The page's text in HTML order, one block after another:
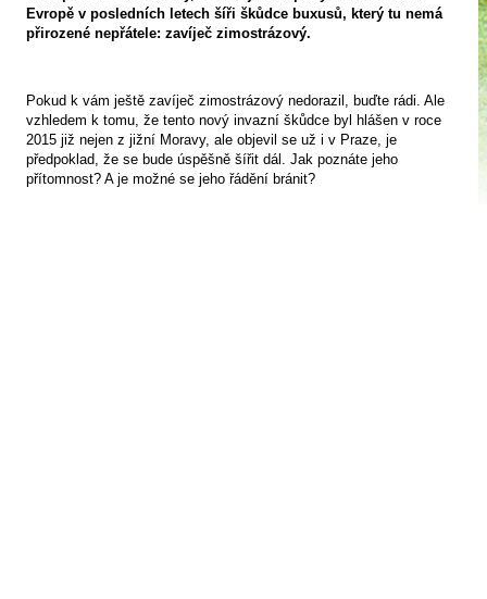
Evropě v posledních letech šíři škůdce buxusů, který tu nemá
přirozené nepřátele: zavíječ zimostrázový.
Pokud k vám ještě zavíječ zimostrázový nedorazil, buďte rádi. Ale
vzhledem k tomu, že tento nový invazní škůdce byl hlášen v roce
2015 již nejen z jižní Moravy, ale objevil se už i v Praze, je
předpoklad, že se bude úspěšně šířit dál. Jak poznáte jeho
přítomnost? A je možné se jeho řádění bránit?